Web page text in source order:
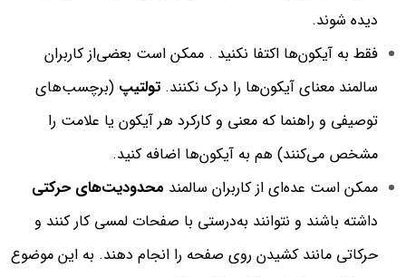
دیده شوند.
فقط به آیکون‌ها اکتفا نکنید . ممکن است بعضی‌از کاربران
سالمند معنای آیکون‌ها را درک نکنند.تولتیپ‌ (برچسب‌های
توصیفی و راهنما که معنی و کارکرد هر آیکون یا علامت را
مشخص می‌کنند) هم به آیکون‌ها اضافه کنید.
ممکن است عده‌ای از کاربران سالمند محدودیت‌های حرکتی
داشته باشند و نتوانند به‌درستی با صفحات لمسی کار کنند و
حرکاتی مانند کشیدن روی صفحه را انجام دهند. به این موضوع